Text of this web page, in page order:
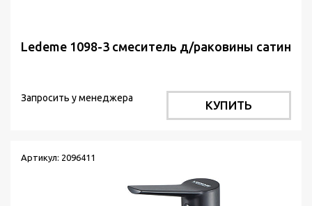
Ledeme 1098-3 смеситель д/раковины сатин
Запросить у менеджера
КУПИТЬ
Артикул: 2096411